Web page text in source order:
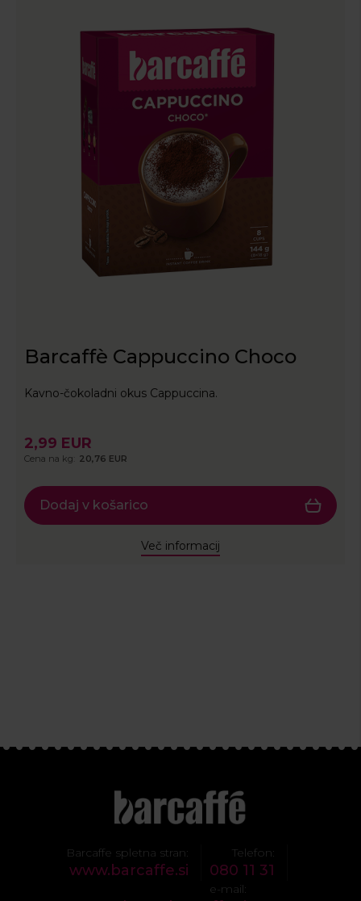
Barcaffè Cappuccino Choco
Kavno-čokoladni okus Cappuccina.
2,99 EUR
Cena na kg: 20,76 EUR
Dodaj v košarico
Več informacij
Barcaffe spletna stran:
www.barcaffe.si
Telefon:
080 11 31
e-mail: